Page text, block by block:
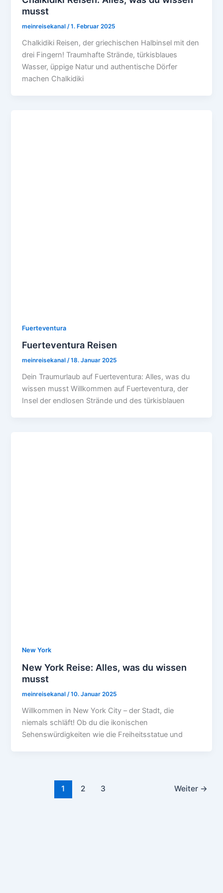
musst
meinreisekanal/1. Februar 2025
Chalkidiki Reisen, der griechischen Halbinsel mit den
drei Fingern! Traumhafte Strände, türkisblaues
Wasser, üppige Natur und authentische Dörfer
machen Chalkidiki
Fuerteventura
Fuerteventura Reisen
meinreisekanal/18. Januar 2025
Dein Traumurlaub auf Fuerteventura: Alles, was du
wissen musst Willkommen auf Fuerteventura, der
Insel der endlosen Strände und des türkisblauen
New York
New York Reise: Alles, was du wissen
musst
meinreisekanal/10. Januar 2025
Willkommen in New York City – der Stadt, die
niemals schläft! Ob du die ikonischen
Sehenswürdigkeiten wie die Freiheitsstatue und
1 2 3 Weiter →